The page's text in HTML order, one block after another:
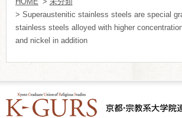
> Superaustenitic stainless steels are special
stainless steels alloyed with higher
and nickel in addition